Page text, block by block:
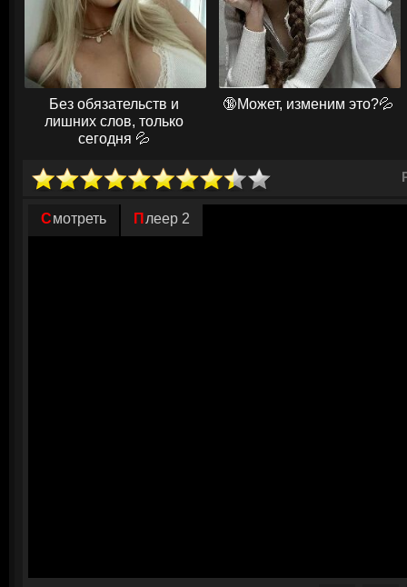
Без обязательств и
лишних слов, только
сегодня 💦
🔞Может, изменим это?💦
Смотреть Плеер 2